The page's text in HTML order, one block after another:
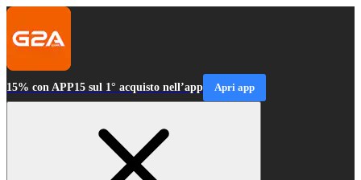
15% con APP15 sul 1° acquisto nell’app Apri app